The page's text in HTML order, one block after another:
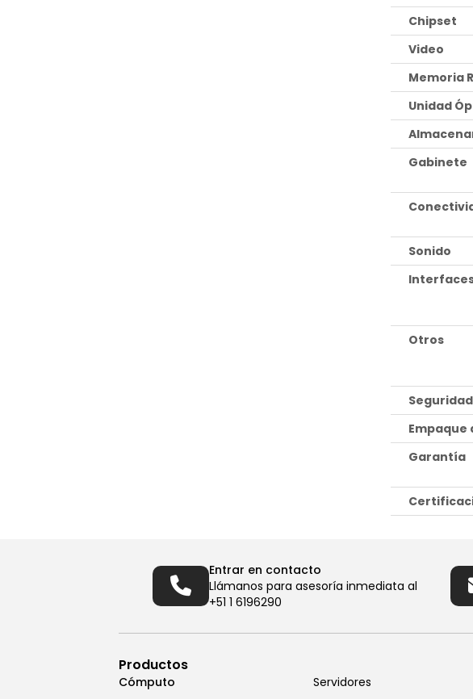
Chipset
Video
Memoria
Unidad
Gabinete
Sonido
Otros
Seguridad
Empaque
Garantía
Entrar en contacto
Llámanos para asesoría inmediata al
+51 1 6196290
Productos
Cómputo
Servidores